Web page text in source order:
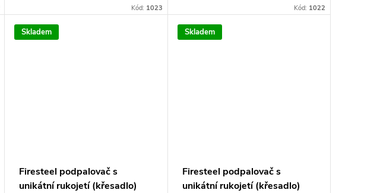
Firesteel podpalovač je dodávaný i...
Kód: 1023
Firesteel podpalovač je dodávaný i...
Kód: 1022
Skladem
Firesteel podpalovač s
unikátní rukojetí (křesadlo)
Skladem
Firesteel podpalovač s
unikátní rukojetí (křesadlo)